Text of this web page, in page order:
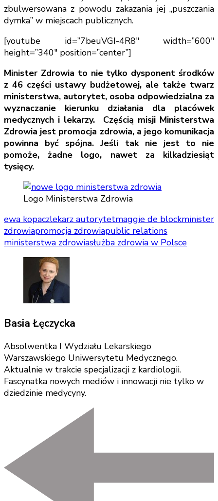
zbulwersowana z powodu zakazania jej „puszczania
dymka” w miejscach publicznych.
[youtube id=”7beuVGI-4R8″ width=”600″
height=”340″ position=”center”]
Minister Zdrowia to nie tylko dysponent środków
z 46 części ustawy budżetowej, ale także twarz
ministerstwa, autorytet, osoba odpowiedzialna za
wyznaczanie kierunku działania dla placówek
medycznych i lekarzy. Częścią misji Ministerstwa
Zdrowia jest promocja zdrowia, a jego komunikacja
powinna być spójna. Jeśli tak nie jest to nie
pomoże, żadne logo, nawet za kilkadziesiąt
tysięcy.
Logo Ministerstwa Zdrowia
ewa kopaczlekarz autorytetmaggie de blockminister
zdrowiapromocja zdrowiapublic relations
ministerstwa zdrowiasłużba zdrowia w Polsce
Basia Łęczycka
Absolwentka I Wydziału Lekarskiego
Warszawskiego Uniwersytetu Medycznego.
Aktualnie w trakcie specjalizacji z kardiologii.
Fascynatka nowych mediów i innowacji nie tylko w
dziedzinie medycyny.